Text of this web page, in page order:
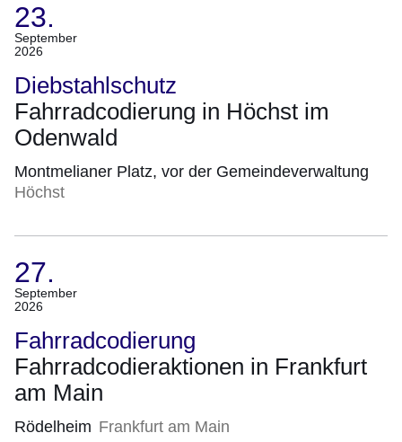
23.
September
2026
(Termin:
23.
September
2026)
Diebstahlschutz
Fahrradcodierung in Höchst im
Odenwald
Montmelianer Platz, vor der Gemeindeverwaltung
Höchst
27.
September
2026
(Termin:
27.
September
2026)
Fahrradcodierung
Fahrradcodieraktionen in Frankfurt
am Main
Rödelheim Frankfurt am Main